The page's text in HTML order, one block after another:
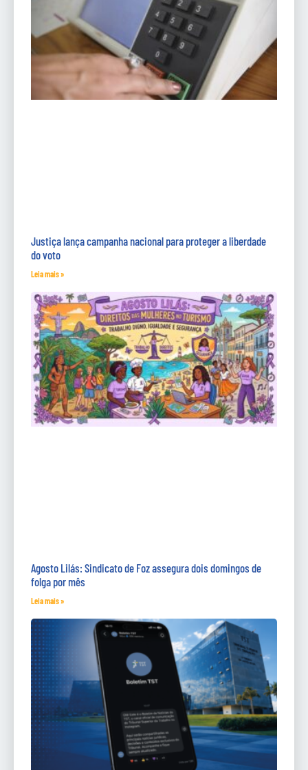
Justiça lança campanha nacional para proteger a liberdade
do voto
Leia mais »
Agosto Lilás: Sindicato de Foz assegura dois domingos de
folga por mês
Leia mais »